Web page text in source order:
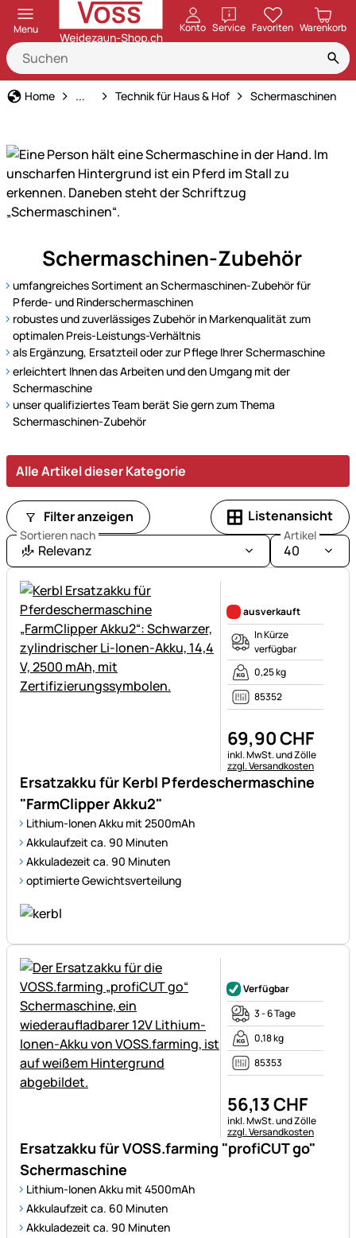
Menu Konto ServiceöffnenFavoriten Warenkorb
Home Haus und Hof
... Technik für Haus & Hof Schermaschinen
leicht
gemacht
–
unsere
Schermaschinen
für
eine
schonende
effektive
Pflege
Ihrer
Tiere.
Schermaschinen-Zubehör
umfangreiches Sortiment an Schermaschinen-Zubehör für
Pferde- und Rinderschermaschinen
robustes und zuverlässiges Zubehör in Markenqualität zum
optimalen Preis-Leistungs-Verhältnis
als Ergänzung, Ersatzteil oder zur Pflege Ihrer Schermaschine
erleichtert Ihnen das Arbeiten und den Umgang mit der
Schermaschine
unser qualifiziertes Team berät Sie gern zum Thema
Schermaschinen-Zubehör
Alle Artikel dieser Kategorie
Filter anzeigen Listenansicht
Sortieren nach
Relevanz
Artikel
40
Ersatzakku für Kerbl Pferdeschermaschine
"FarmClipper Akku2"
Lithium-Ionen Akku mit 2500mAh
Akkulaufzeit ca. 90 Minuten
Akkuladezeit ca. 90 Minuten
optimierte Gewichtsverteilung
ausverkauft
In Kürze
verfügbar
0,25 kg
85352
69,90CHF
Steuerhinweis:
inkl. MwSt. und Zölle
zzgl. Versandkosten
Ersatzakku für VOSS.farming "profiCUT go"
Schermaschine
Lithium-Ionen Akku mit 4500mAh
Akkulaufzeit ca. 60 Minuten
Akkuladezeit ca. 90 Minuten
Verfügbar
3 - 6 Tage
0,18 kg
85353
56,13CHF
Steuerhinweis:
inkl. MwSt. und Zölle
zzgl. Versandkosten